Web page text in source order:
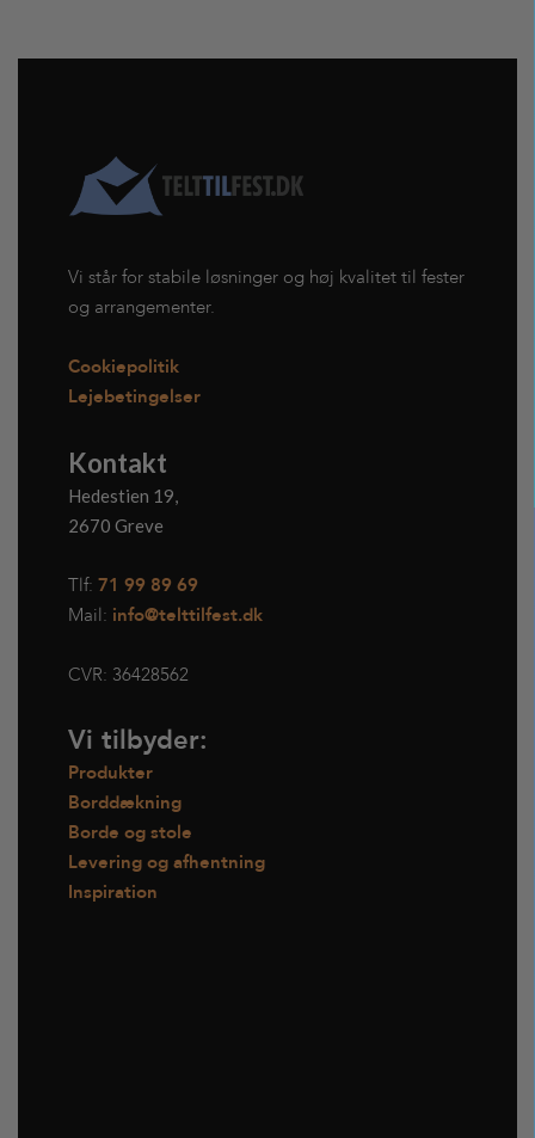
Vi står for stabile løsninger og høj kvalitet til fester
og arrangementer.
Cookiepolitik
Lejebetingelser
Kontakt
Hedestien 19,
2670 Greve
Tlf: 71 99 89 69
Mail: info@telttilfest.dk
CVR: 36428562
Vi tilbyder:
Produkter
Borddækning
Borde og stole
Levering og afhentning
Inspiration